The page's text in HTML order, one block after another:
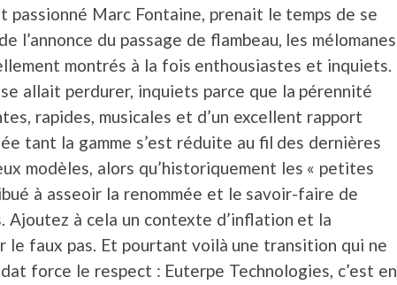
Marc Fontaine, prenait le temps de se
l’annonce du passage de flambeau, les mélomanes
montrés à la fois enthousiastes et inquiets.
allait perdurer, inquiets parce que la pérennité
rapides, musicales et d’un excellent rapport
tant la gamme s’est réduite au fil des dernières
modèles, alors qu’historiquement les « petites
à asseoir la renommée et le savoir-faire de
Ajoutez à cela un contexte d’inflation et la
faux pas. Et pourtant voilà une transition qui ne
force le respect : Euterpe Technologies, c’est en